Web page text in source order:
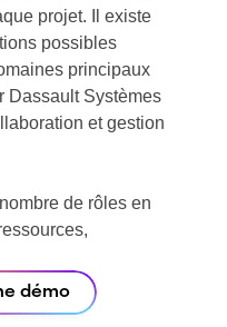
projet. Il existe
possibles
principaux
Dassault Systèmes
et gestion
de rôles en
démo